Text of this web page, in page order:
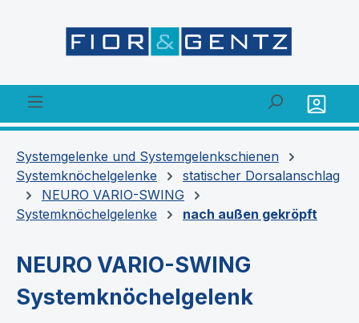
Systemgelenke und Systemgelenkschienen
Systemknöchelgelenke
statischer Dorsalanschlag
NEURO VARIO-SWING
Systemknöchelgelenke
nach außen gekröpft
NEURO VARIO-SWING
Systemknöchelgelenk